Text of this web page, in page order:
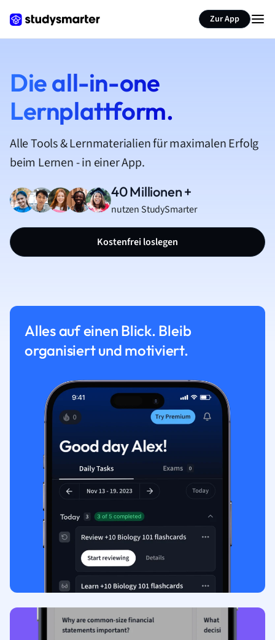
Zur App
Die all-in-one
Lernplattform.
Alle Tools & Lernmaterialien für maximalen Erfolg
beim Lernen - in einer App.
40 Millionen +
nutzen StudySmarter
Kostenfrei loslegen
Alles auf einen Blick. Bleib
organisiert und motiviert.